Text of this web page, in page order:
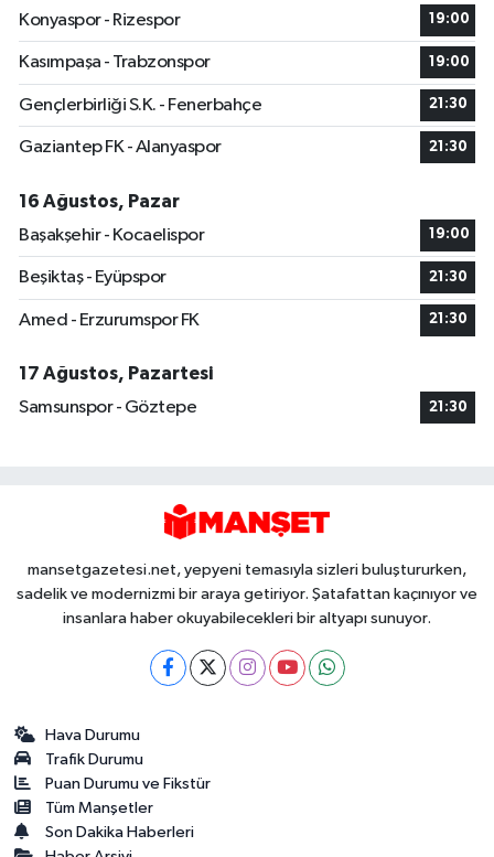
Konyaspor - Rizespor
19:00
Kasımpaşa - Trabzonspor 19:00
Gençlerbirliği S.K. - Fenerbahçe 21:30
Gaziantep FK - Alanyaspor 21:30
16 Ağustos, Pazar
Başakşehir - Kocaelispor
19:00
Beşiktaş - Eyüpspor 21:30
Amed - Erzurumspor FK 21:30
17 Ağustos, Pazartesi
Samsunspor - Göztepe
21:30
mansetgazetesi.net, yepyeni temasıyla sizleri buluştururken,
sadelik ve modernizmi bir araya getiriyor. Şatafattan kaçınıyor ve
insanlara haber okuyabilecekleri bir altyapı sunuyor.
Hava Durumu
Trafik Durumu
Puan Durumu ve Fikstür
Tüm Manşetler
Son Dakika Haberleri